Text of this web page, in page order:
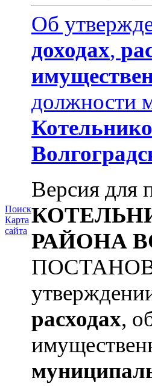
Поиск
Карта
сайта
Об
доходах,
должности
Версия
РАЙОНА
расходах,